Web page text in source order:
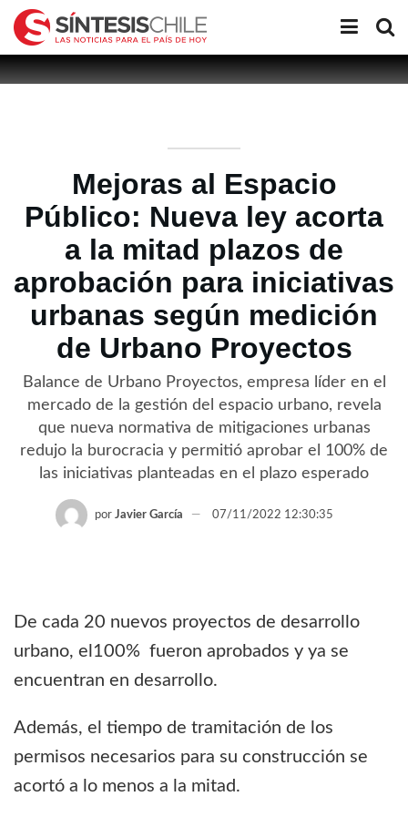
Mejoras al Espacio
Público: Nueva ley acorta
a la mitad plazos de
aprobación para iniciativas
urbanas según medición
de Urbano Proyectos
Balance de Urbano Proyectos, empresa líder en el
mercado de la gestión del espacio urbano, revela
que nueva normativa de mitigaciones urbanas
redujo la burocracia y permitió aprobar el 100% de
las iniciativas planteadas en el plazo esperado
por Javier García 07/11/2022 12:30:35
De cada 20 nuevos proyectos de desarrollo
urbano, el100% fueron aprobados y ya se
encuentran en desarrollo.
Además, el tiempo de tramitación de los
permisos necesarios para su construcción se
acortó a lo menos a la mitad.